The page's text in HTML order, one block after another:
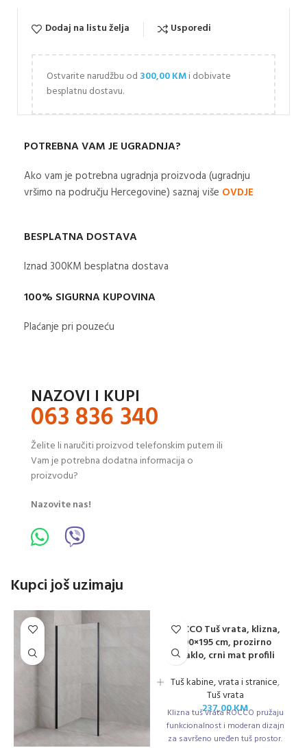
Dodaj na listu želja Usporedi
Ostvarite narudžbu od 300,00KMi dobivate
besplatnu dostavu.
POTREBNA VAM JE UGRADNJA?
Ako vam je potrebna ugradnja proizvoda (ugradnju
vršimo na području Hercegovine) saznaj više OVDJE
BESPLATNA DOSTAVA
Iznad 300KM besplatna dostava​
100% SIGURNA KUPOVINA
Plaćanje pri pouzeću
NAZOVI I KUPI
063 836 340
Želite li naručiti proizvod telefonskim putem ili
Vam je potrebna dodatna informacija o
proizvodu?
Nazovite nas!
Kupci još uzimaju
ROCCO Tuš vrata, klizna,
100×195 cm, prozirno
staklo, crni mat profili
Tuš kabine, vrata i stranice,
Tuš vrata
237,00KM
Klizna tuš vrata ROCCO pružaju
funkcionalnost i moderan dizajn
za savršeno uređen tuš prostor.